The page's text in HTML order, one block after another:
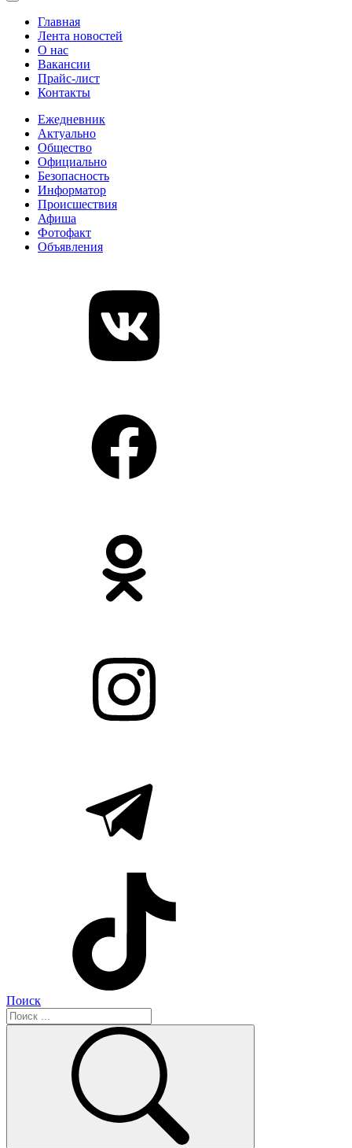
Главная
Лента новостей
О нас
Вакансии
Прайс-лист
Контакты
Ежедневник
Актуально
Общество
Официально
Безопасность
Информатор
Происшествия
Афиша
Фотофакт
Объявления
Поиск